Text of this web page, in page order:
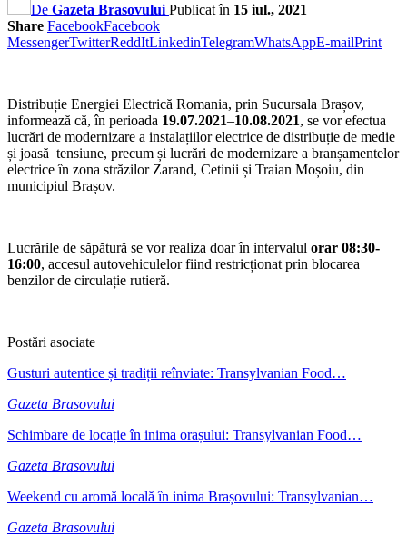
De Gazeta Brasovului Publicat în 15 iul., 2021
Share FacebookFacebook
MessengerTwitterReddItLinkedinTelegramWhatsAppE-mailPrint
Distribuție Energiei Electrică Romania, prin Sucursala Brașov,
informează că, în perioada 19.07.2021–10.08.2021, se vor efectua
lucrări de modernizare a instalațiilor electrice de distribuție de medie
și joasă tensiune, precum și lucrări de modernizare a branșamentelor
electrice în zona străzilor Zarand, Cetinii și Traian Moșoiu, din
municipiul Brașov.
Lucrările de săpătură se vor realiza doar în intervalul orar 08:30-
16:00, accesul autovehiculelor fiind restricționat prin blocarea
benzilor de circulație rutieră.
Postări asociate
Gusturi autentice și tradiții reînviate: Transylvanian Food…
Gazeta Brasovului
Schimbare de locație în inima orașului: Transylvanian Food…
Gazeta Brasovului
Weekend cu aromă locală în inima Brașovului: Transylvanian…
Gazeta Brasovului